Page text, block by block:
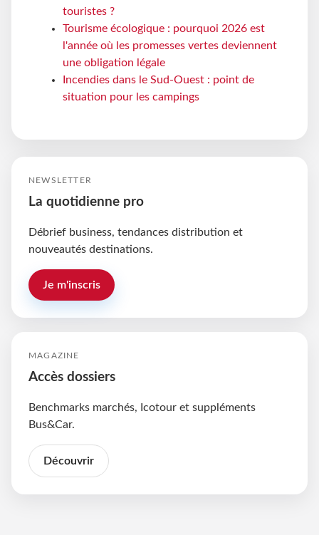
touristes ?
Tourisme écologique : pourquoi 2026 est
l'année où les promesses vertes deviennent
une obligation légale
Incendies dans le Sud-Ouest : point de
situation pour les campings
NEWSLETTER
La quotidienne pro
Débrief business, tendances distribution et
nouveautés destinations.
Je m'inscris
MAGAZINE
Accès dossiers
Benchmarks marchés, Icotour et suppléments
Bus&Car.
Découvrir